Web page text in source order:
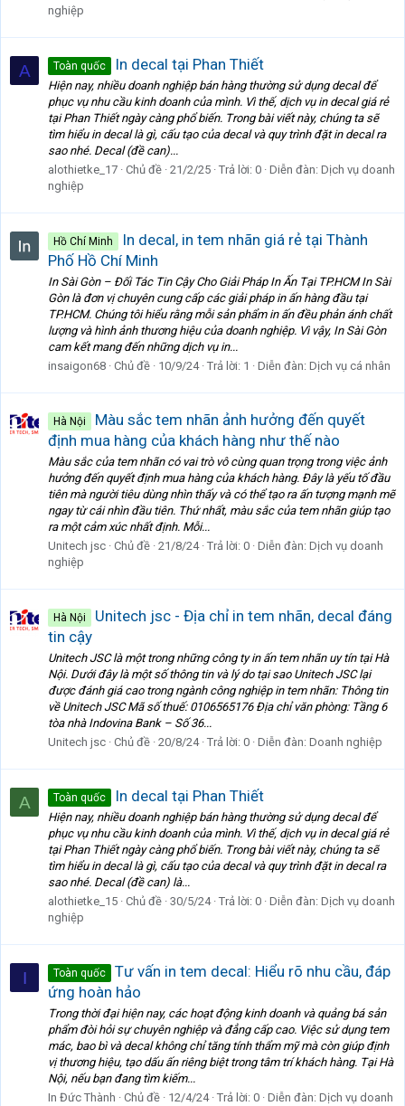
nghiệp
A Toàn quốc In decal tại Phan Thiết
Hiện nay, nhiều doanh nghiệp bán hàng thường sử dụng decal để
phục vụ nhu cầu kinh doanh của mình. Vì thế, dịch vụ in decal giá rẻ
tại Phan Thiết ngày càng phổ biến. Trong bài viết này, chúng ta sẽ
tìm hiểu in decal là gì, cấu tạo của decal và quy trình đặt in decal ra
sao nhé. Decal (đề can)...
alothietke_17 Chủ đề 21/2/25 Trả lời: 0 Diễn đàn: Dịch vụ doanh
nghiệp
Hồ Chí Minh
In decal, in tem nhãn giá rẻ tại Thành
Phố Hồ Chí Minh
In Sài Gòn – Đối Tác Tin Cậy Cho Giải Pháp In Ấn Tại TP.HCM In Sài
Gòn là đơn vị chuyên cung cấp các giải pháp in ấn hàng đầu tại
TP.HCM. Chúng tôi hiểu rằng mỗi sản phẩm in ấn đều phản ánh chất
lượng và hình ảnh thương hiệu của doanh nghiệp. Vì vậy, In Sài Gòn
cam kết mang đến những dịch vụ in...
insaigon68 Chủ đề 10/9/24 Trả lời: 1 Diễn đàn: Dịch vụ cá nhân
Hà Nội
Màu sắc tem nhãn ảnh hưởng đến quyết
định mua hàng của khách hàng như thế nào
Màu sắc của tem nhãn có vai trò vô cùng quan trọng trong việc ảnh
hưởng đến quyết định mua hàng của khách hàng. Đây là yếu tố đầu
tiên mà người tiêu dùng nhìn thấy và có thể tạo ra ấn tượng mạnh mẽ
ngay từ cái nhìn đầu tiên. Thứ nhất, màu sắc của tem nhãn giúp tạo
ra một cảm xúc nhất định. Mỗi...
Unitech jsc Chủ đề 21/8/24 Trả lời: 0 Diễn đàn: Dịch vụ doanh
nghiệp
Hà Nội
Unitech jsc - Địa chỉ in tem nhãn, decal đáng
tin cậy
Unitech JSC là một trong những công ty in ấn tem nhãn uy tín tại Hà
Nội. Dưới đây là một số thông tin và lý do tại sao Unitech JSC lại
được đánh giá cao trong ngành công nghiệp in tem nhãn: Thông tin
về Unitech JSC Mã số thuế: 0106565176 Địa chỉ văn phòng: Tầng 6
tòa nhà Indovina Bank – Số 36...
Unitech jsc Chủ đề 20/8/24 Trả lời: 0 Diễn đàn: Doanh nghiệp
A Toàn quốc In decal tại Phan Thiết
Hiện nay, nhiều doanh nghiệp bán hàng thường sử dụng decal để
phục vụ nhu cầu kinh doanh của mình. Vì thế, dịch vụ in decal giá rẻ
tại Phan Thiết ngày càng phổ biến. Trong bài viết này, chúng ta sẽ
tìm hiểu in decal là gì, cấu tạo của decal và quy trình đặt in decal ra
sao nhé. Decal (đề can) là...
alothietke_15 Chủ đề 30/5/24 Trả lời: 0 Diễn đàn: Dịch vụ doanh
nghiệp
I Toàn quốc
Tư vấn in tem decal: Hiểu rõ nhu cầu, đáp
ứng hoàn hảo
Trong thời đại hiện nay, các hoạt động kinh doanh và quảng bá sản
phẩm đòi hỏi sự chuyên nghiệp và đẳng cấp cao. Việc sử dụng tem
mác, bao bì và decal không chỉ tăng tính thẩm mỹ mà còn giúp định
vị thương hiệu, tạo dấu ấn riêng biệt trong tâm trí khách hàng. Tại Hà
Nội, nếu bạn đang tìm kiếm...
In Đức Thành
Chủ đề 12/4/24 Trả lời: 0 Diễn đàn: Dịch vụ doanh